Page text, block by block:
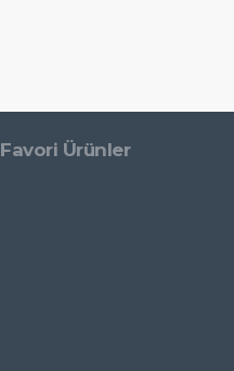
Favori Ürünler